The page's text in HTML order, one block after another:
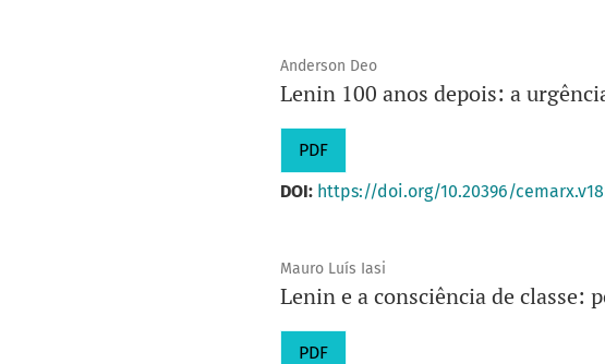
Anderson Deo
Lenin 100 anos depois: a
PDF
DOI: https://doi.org/10.20396/
Mauro Luís Iasi
Lenin e a consciência de classe:
PDF